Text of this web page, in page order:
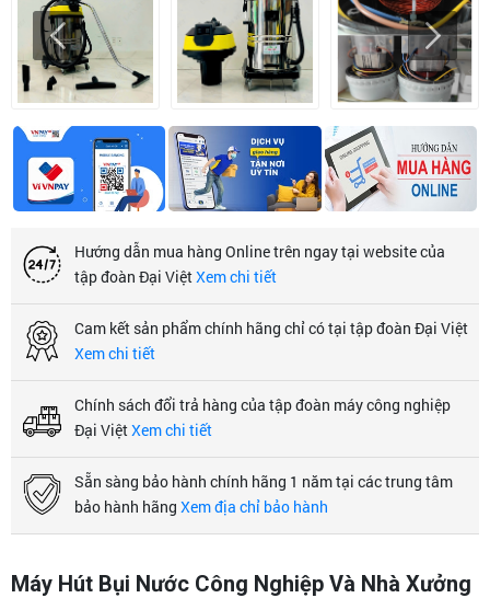
Hướng dẫn mua hàng Online trên ngay tại website của
tập đoàn Đại ViệtXem chi tiết
Cam kết sản phẩm chính hãng chỉ có tại tập đoàn Đại Việt
Xem chi tiết
Chính sách đổi trả hàng của tập đoàn máy công nghiệp
Đại ViệtXem chi tiết
Sẵn sàng bảo hành chính hãng 1 năm tại các trung tâm
bảo hành hãng Xem địa chỉ bảo hành
Máy Hút Bụi Nước Công Nghiệp Và Nhà Xưởng